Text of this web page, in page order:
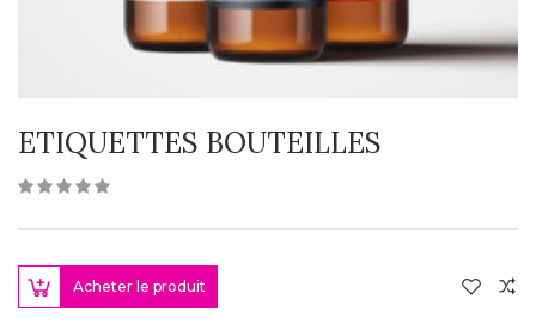
ETIQUETTES BOUTEILLES
Acheter le produit